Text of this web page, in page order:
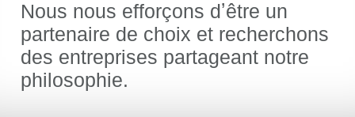
Nous nous efforçons dʼêtre un
partenaire de choix et recherchons
des entreprises partageant notre
philosophie.